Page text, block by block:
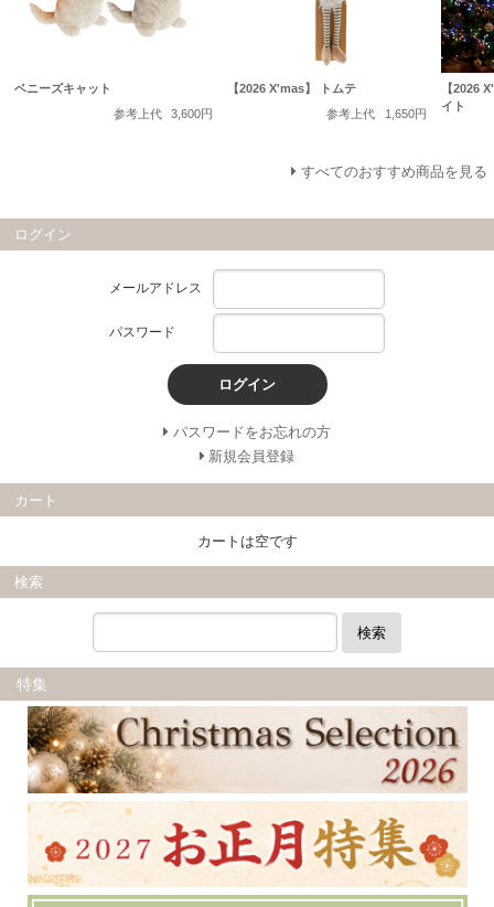
ベニーズキャット
参考上代
3,600円
【2026 X'mas】 トムテ
参考上代
1,650円
【2026
イト
すべてのおすすめ商品を見る
ログイン
メールアドレス
パスワード
ログイン
パスワードをお忘れの方
新規会員登録
カート
カートは空です
検索
検索
特集